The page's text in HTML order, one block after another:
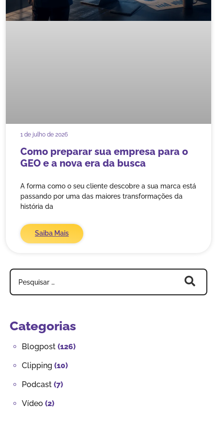
Como preparar sua empresa para o
GEO e a nova era da busca
A forma como o seu cliente descobre a sua marca está
passando por uma das maiores transformações da
história da
Saiba Mais
1 de julho de 2026
Categorias
Blogpost (126)
Clipping (10)
Podcast (7)
Vídeo (2)